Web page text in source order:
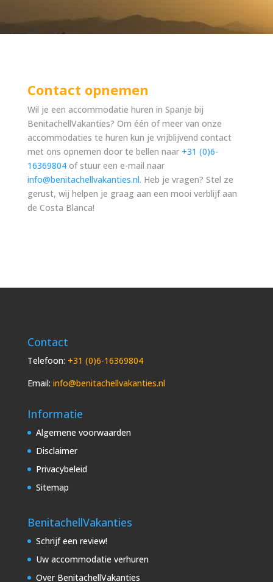
Contact opnemen
Wil je een accommodatie huren in Spanje bij
BenitachellVakanties? Om één of meer van onze
accommodaties te huren kun je vrijblijvend contact
met ons opnemen door te bellen naar +31 (0)6-
16369804of stuur een e-mail naar
info@benitachellvakanties.nl. Heb je vragen? Stel ze
gerust, wij helpen je graag aan een mooi verblijf aan
de Costa Blanca!
Contact
Telefoon: +31 (0)6-16369804
Email: info@benitachellvakanties.nl
Informatie
Algemene voorwaarden
Disclaimer
Privacybeleid
Sitemap
BenitachellVakanties
Schrijf een review!
Uw accommodatie verhuren
Over BenitachellVakanties